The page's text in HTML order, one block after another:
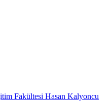
Fakültesi Hasan Kalyoncu